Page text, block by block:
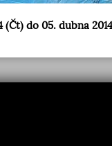
(Čt) do 05. dubna